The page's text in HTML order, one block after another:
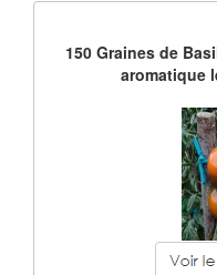
150 Graines de
aromatique